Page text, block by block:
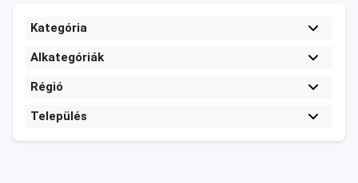
Kategória
Alkategóriák
Régió
Település